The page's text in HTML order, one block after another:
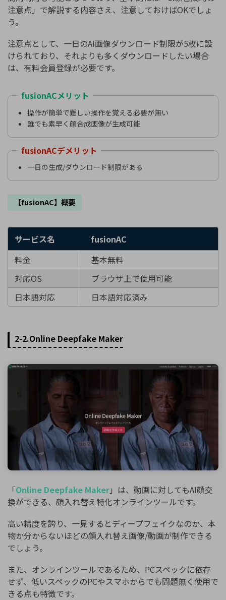
注意点」で解説する内容さえ、注意しておけばOKでしょ
う。
注意点として、一日のAI画像ダウンロード制限が5枚に設
けられており、それよりも多くダウンロードしたい場合
は、有料会員登録が必要です。
fusionACメリット
操作が簡単で難しい操作を覚える必要が無い
誰でも素早く顔合成画像が生成可能
fusionACデメリット
一日の生成/ダウンロード制限がある
【fusionAC】概要
サービス名
fusionAC
料金
基本無料
対応OS
ブラウザ上で使用可能
日本語対応
日本語対応済み
2-2.Online Deepfake Maker
「Online Deepfake Maker」は、動画に対してもAI顔交
換ができる、顔入れ替え特化オンラインツールです。
高い精度を誇り、一見するとディープフェイクなのか、本
物か分からないほどの顔入れ替え画像/動画が制作できる
でしょう。
また、オンラインツールであるため、PCスペックに依存
せず、低いスペックのPCやスマホからでも問題無く使用で
きる点も特徴です。